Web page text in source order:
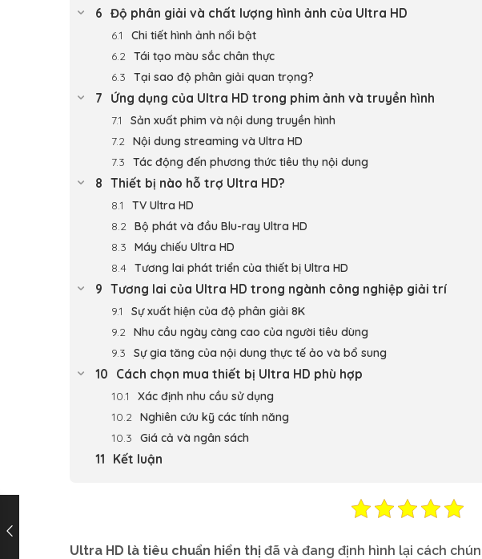
Độ phân giải và chất lượng hình ảnh của Ultra HD
Chi tiết hình ảnh nổi bật
Tái tạo màu sắc chân thực
Tại sao độ phân giải quan trọng?
Ứng dụng của Ultra HD trong phim ảnh và truyền hình
Sản xuất phim và nội dung truyền hình
Nội dung streaming và Ultra HD
Tác động đến phương thức tiêu thụ nội dung
Thiết bị nào hỗ trợ Ultra HD?
TV Ultra HD
Bộ phát và đầu Blu-ray Ultra HD
Máy chiếu Ultra HD
Tương lai phát triển của thiết bị Ultra HD
Tương lai của Ultra HD trong ngành công nghiệp giải trí
Sự xuất hiện của độ phân giải 8K
Nhu cầu ngày càng cao của người tiêu dùng
Sự gia tăng của nội dung thực tế ảo và bổ sung
Cách chọn mua thiết bị Ultra HD phù hợp
Xác định nhu cầu sử dụng
Nghiên cứu kỹ các tính năng
Giá cả và ngân sách
Kết luận
Ultra HD là tiêu chuẩn hiển thị đã và đang định hình lại cách